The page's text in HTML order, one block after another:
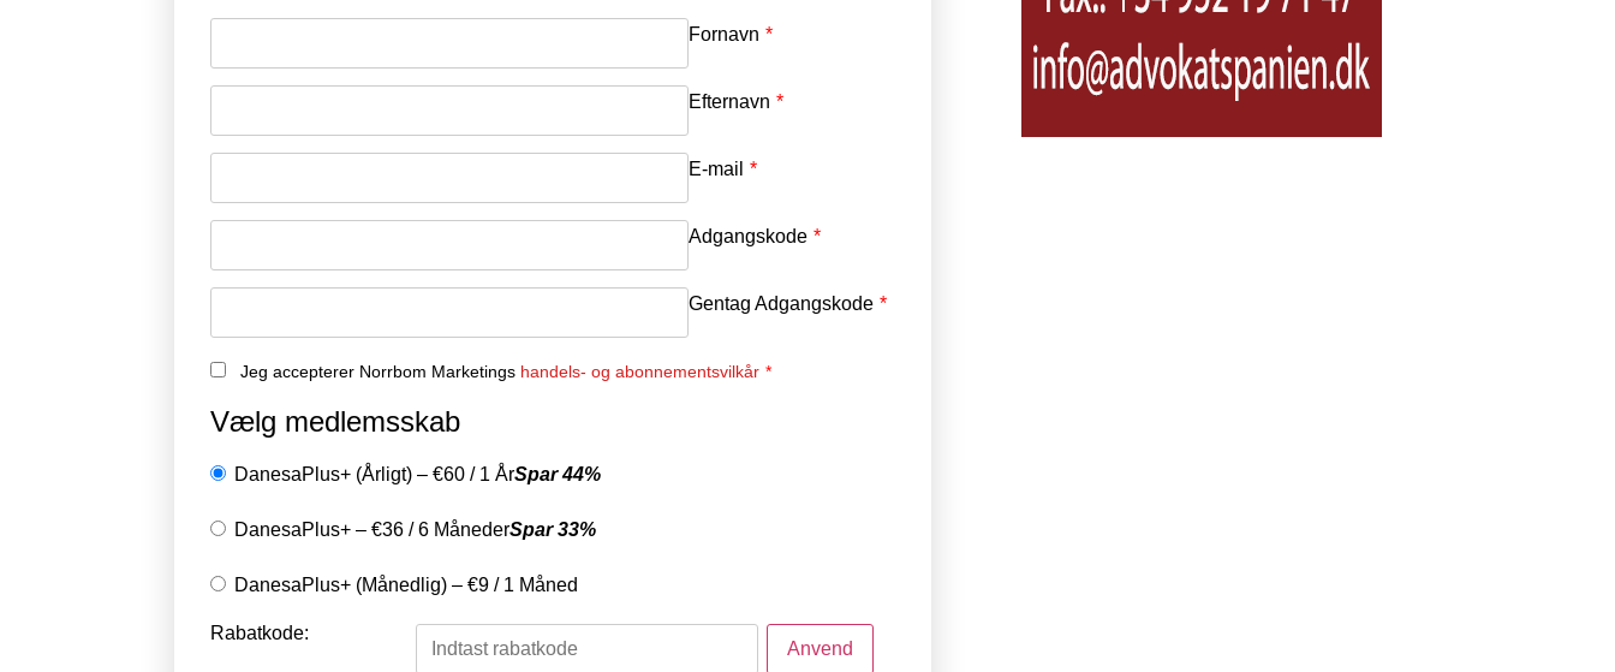
Fornavn *
Efternavn *
E-mail *
Adgangskode *
Gentag Adgangskode *
Jeg accepterer Norrbom Marketings handels- og abonnementsvilkår *
Vælg medlemsskab
DanesaPlus+ (Årligt) – €60 / 1 ÅrSpar 44%
DanesaPlus+ – €36 /6 MånederSpar 33%
DanesaPlus+ (Månedlig) – €9 / 1 Måned
Rabatkode:
E-mail
Adgangskode